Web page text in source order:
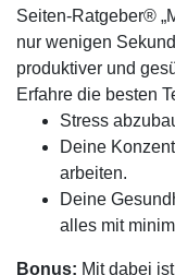
Seiten-Ratgeber®
nur wenigen
produktiver und
Erfahre die besten
Stress
Deine
arbeiten.
Deine
alles mit
Bonus: Mit dabei